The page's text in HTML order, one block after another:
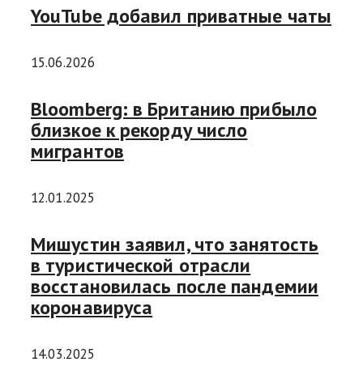
YouTube добавил приватные чаты
15.06.2026
Bloomberg: в Британию прибыло
близкое к рекорду число
мигрантов
12.01.2025
Мишустин заявил, что занятость
в туристической отрасли
восстановилась после пандемии
коронавируса
14.03.2025